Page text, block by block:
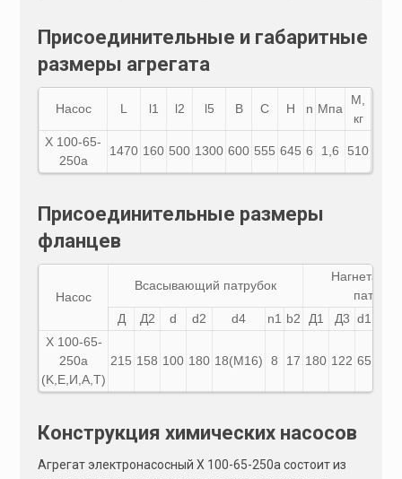
Присоединительные и габаритные
размеры агрегата
Насос L l1 l2 l5 B C H n Мпа
М,
кг
Х 100-65-
250а
1470 160 500 1300 600 555 645 6 1,6 510
Присоединительные размеры
фланцев
Насос
Всасывающий патрубок
Д
Д2 d d2 d4 n1 b2 Д1 Д3 d1
X 100-65-
250а
(K,E,И,A,T)
215 158 100 180 18(М16) 8 17 180 122 65
Конструкция химических насосов
Агрегат электронасосный Х 100-65-250а состоит из